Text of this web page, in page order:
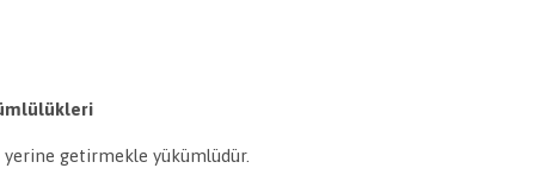
getirmekle yükümlüdür.